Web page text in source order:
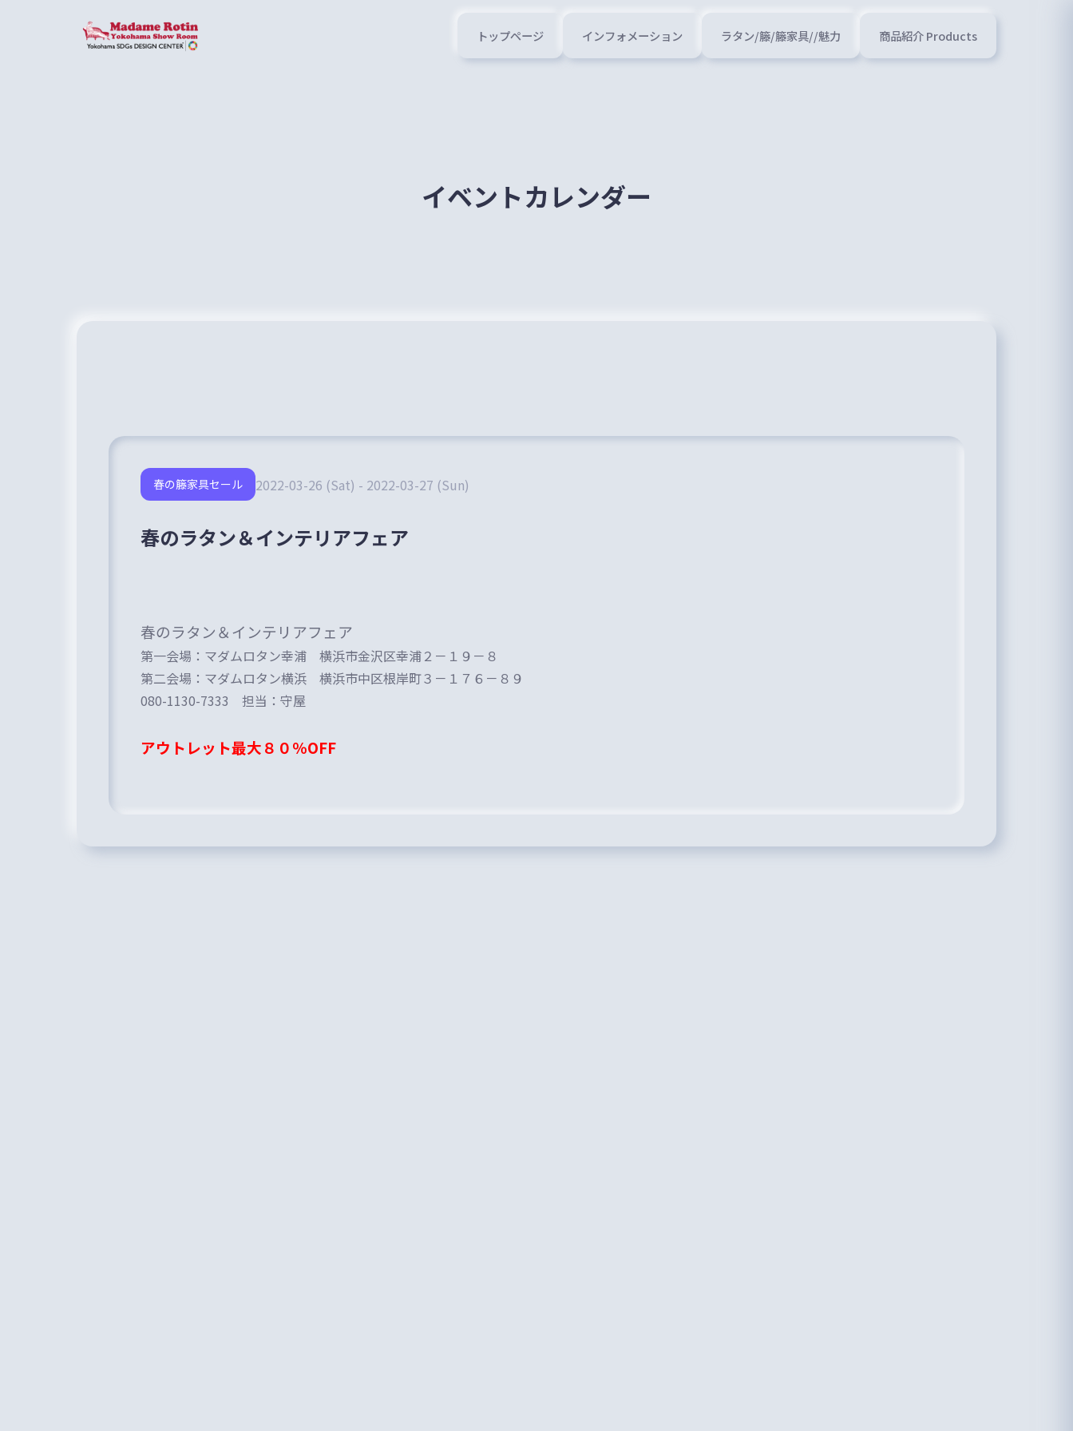
トップページ インフォメーション ラタン/籐/籐家具//魅力 商品紹介 Products
イベントカレンダー
春の籐家具セール 2022-03-26 (Sat) - 2022-03-27 (Sun)
春のラタン＆インテリアフェア
春のラタン＆インテリアフェア
第一会場：マダムロタン幸浦 横浜市金沢区幸浦２－１９－８
第二会場：マダムロタン横浜 横浜市中区根岸町３－１７６－８９
080-1130-7333 担当：守屋
アウトレット最大８０％OFF